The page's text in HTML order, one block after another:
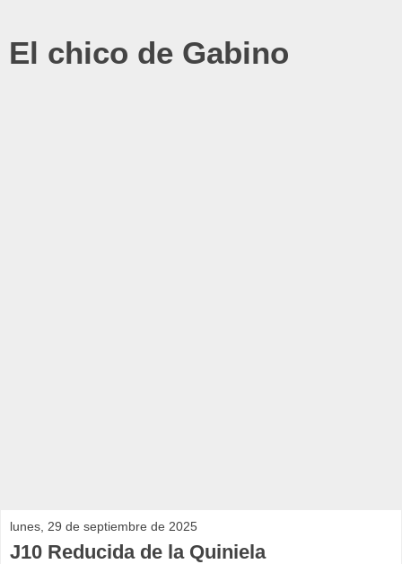
El chico de Gabino
lunes, 29 de septiembre de 2025
J10 Reducida de la Quiniela